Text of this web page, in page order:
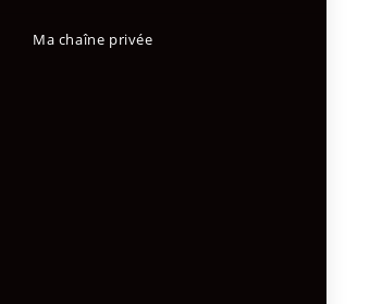
Ma chaîne privée